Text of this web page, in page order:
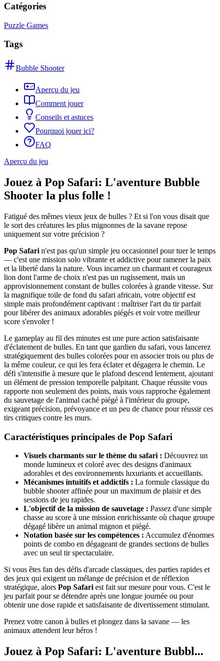
Catégories
Puzzle Games
Tags
Bubble Shooter
Aperçu du jeu
Comment jouer
Conseils et astuces
Pourquoi jouer ici?
FAQ
Aperçu du jeu
Jouez à Pop Safari: L'aventure Bubble
Shooter la plus folle !
Fatigué des mêmes vieux jeux de bulles ? Et si l'on vous disait que
le sort des créatures les plus mignonnes de la savane repose
uniquement sur votre précision ?
Pop Safari n'est pas qu'un simple jeu occasionnel pour tuer le temps
— c'est une mission solo vibrante et addictive pour ramener la paix
et la liberté dans la nature. Vous incarnez un charmant et courageux
lion dont l'arme de choix n'est pas un rugissement, mais un
approvisionnement constant de bulles colorées à grande vitesse. Sur
la magnifique toile de fond du safari africain, votre objectif est
simple mais profondément captivant : maîtriser l'art du tir parfait
pour libérer des animaux adorables piégés et voir votre meilleur
score s'envoler !
Le gameplay au fil des minutes est une pure action satisfaisante
d'éclatement de bulles. En tant que gardien du safari, vous lancerez
stratégiquement des bulles colorées pour en associer trois ou plus de
la même couleur, ce qui les fera éclater et dégagera le chemin. Le
défi s'intensifie à mesure que le plafond descend lentement, ajoutant
un élément de pression temporelle palpitant. Chaque réussite vous
rapporte non seulement des points, mais vous rapproche également
du sauvetage de l'animal caché piégé à l'intérieur du groupe,
exigeant précision, prévoyance et un peu de chance pour réussir ces
tirs critiques contre les murs.
Caractéristiques principales de Pop Safari
Visuels charmants sur le thème du safari : Découvrez un
monde lumineux et coloré avec des designs d'animaux
adorables et des environnements luxuriants et accueillants.
Mécanismes intuitifs et addictifs : La formule classique du
bubble shooter affinée pour un maximum de plaisir et des
sessions de jeu rapides.
L'objectif de la mission de sauvetage : Passez d'une simple
chasse au score à une mission enrichissante où chaque groupe
dégagé libère un animal mignon et piégé.
Notation basée sur les compétences : Accumulez d'énormes
points de combo en dégageant de grandes sections de bulles
avec un seul tir spectaculaire.
Si vous êtes fan des défis d'arcade classiques, des parties rapides et
des jeux qui exigent un mélange de précision et de réflexion
stratégique, alors Pop Safari est fait sur mesure pour vous. C'est le
jeu parfait pour se détendre après une longue journée ou pour
obtenir une dose rapide et satisfaisante de divertissement stimulant.
Prenez votre canon à bulles et plongez dans la savane — les
animaux attendent leur héros !
Jouez à Pop Safari: L'aventure Bubbl...